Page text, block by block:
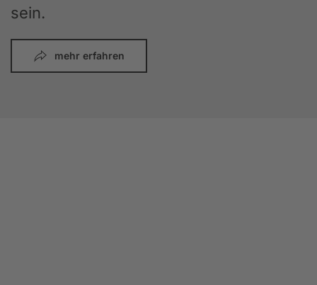
sein.
mehr erfahren